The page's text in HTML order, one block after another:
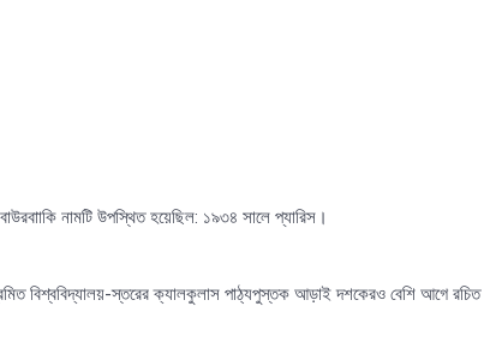
নামটি উপস্থিত হয়েছিল: ১৯৩৪ সালে প্যারিস।
বিশ্ববিদ্যালয়-স্তরের ক্যালকুলাস পাঠ্যপুস্তক আড়াই দশকেরও বেশি আগে রচিত